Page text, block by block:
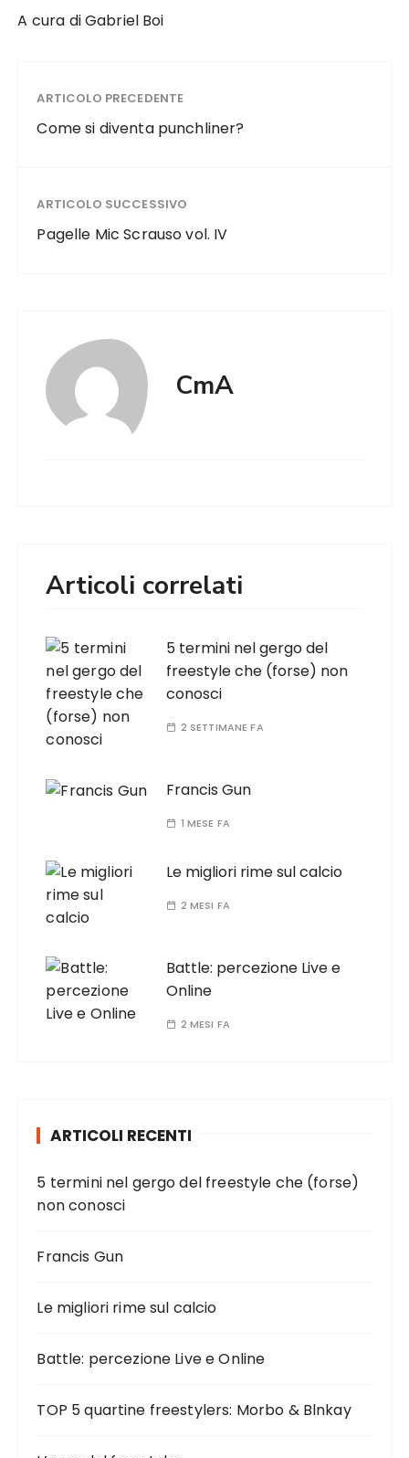
A cura di Gabriel Boi
ARTICOLO PRECEDENTE
Come si diventa punchliner?
ARTICOLO SUCCESSIVO
Pagelle Mic Scrauso vol. IV
CmA
Articoli correlati
5 termini nel gergo del
freestyle che (forse) non
conosci
2 SETTIMANE FA
Francis Gun
1 MESE FA
Le migliori rime sul calcio
2 MESI FA
Battle: percezione Live e
Online
2 MESI FA
ARTICOLI RECENTI
5 termini nel gergo del freestyle che (forse)
non conosci
Francis Gun
Le migliori rime sul calcio
Battle: percezione Live e Online
TOP 5 quartine freestylers: Morbo & Blnkay